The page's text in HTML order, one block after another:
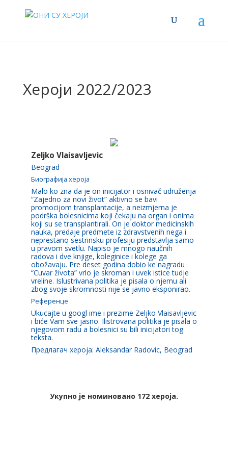
Хероји 2022/2023
Zeljko Vlaisavljevic
Beograd
Биографија хероја
Malo ko zna da je on inicijator i osnivač udruženja
“Zajedno za novi život” aktivno se bavi
promocijom transplantacije, a neizmjerna je
podrška bolesnicima koji čekaju na organ i onima
koji su se transplantirali. On je doktor medicinskih
nauka, predaje predmete iz zdravstvenih nega i
neprestano sestrinsku profesiju predstavlja samo
u pravom svetlu. Napiso je mnogo naučnih
radova i dve knjige, koleginice i kolege ga
obožavaju. Pre deset godina dobio ke nagradu
“Cuvar života” vrlo je skroman i uvek istice tudje
vreline. Islustrivana politika je pisala o njemu ali
zbog svoje skromnosti nije se javno eksponirao.
Референце
Ukucajte u googl ime i prezime Zeljko Vlaisavljevic
i biće Vam sve jasno. Ilistrovana politika je pisala o
njegovom radu a bolesnici su bili inicijatori tog
teksta.
Предлагач хероја: Aleksandar Radovic, Beograd
Укупно је номиновано 172 хероја.